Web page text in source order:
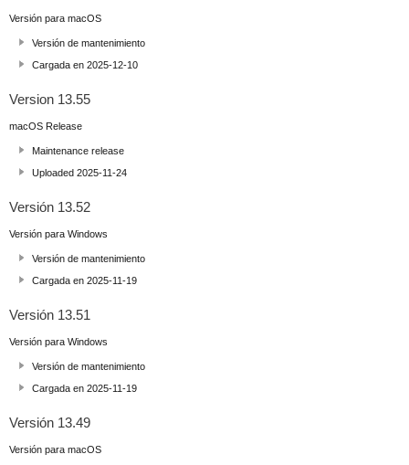
Versión para macOS
Versión de mantenimiento
Cargada en 2025-12-10
Version 13.55
macOS Release
Maintenance release
Uploaded 2025-11-24
Versión 13.52
Versión para Windows
Versión de mantenimiento
Cargada en 2025-11-19
Versión 13.51
Versión para Windows
Versión de mantenimiento
Cargada en 2025-11-19
Versión 13.49
Versión para macOS